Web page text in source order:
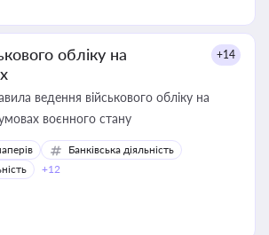
обліку на
+14
ведення військового обліку на
воєнного стану
Банківська діяльність
+12